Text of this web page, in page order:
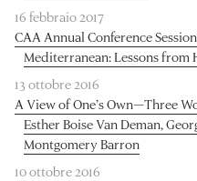
16 febbraio 2017
CAA Annual Conference
Mediterranean: Lessons from
13 ottobre 2016
A View of One’s Own—Three
Esther Boise Van Deman,
Montgomery Barron
10 ottobre 2016